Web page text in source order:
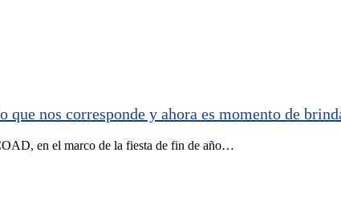
nos corresponde y ahora es momento de
en el marco de la fiesta de fin de año…